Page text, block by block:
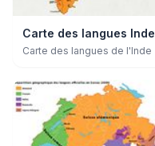
Carte des langues Inde
Carte des langues de l'Inde